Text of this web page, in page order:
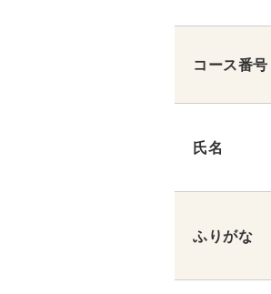
コース番号
氏名
ふりがな